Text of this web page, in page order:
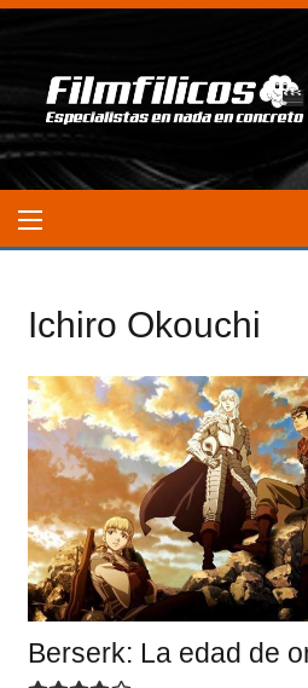
Ichiro Okouchi
Berserk: La edad de